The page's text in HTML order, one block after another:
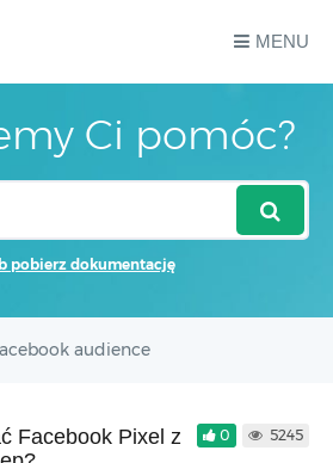
MENU
Ci pomóc?
pobierz dokumentację
audience
Facebook Pixel z
0 5245